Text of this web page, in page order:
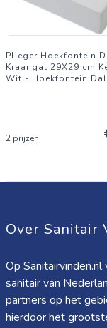
Plieger Hoekfontein
Kraangat 29X29 cm
Wit - Hoekfontein
2 prijzen
Over Sanitair
Op
sanitair van
partners op het
hierdoor het